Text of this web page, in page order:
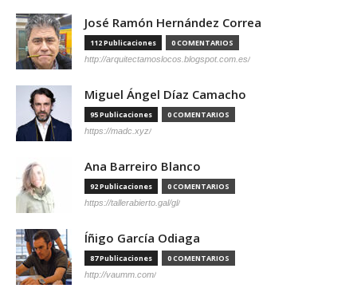
José Ramón Hernández Correa
112 Publicaciones 0 COMENTARIOS
http://arquitectamoslocos.blogspot.com.es/
Miguel Ángel Díaz Camacho
95 Publicaciones 0 COMENTARIOS
https://madc.xyz/
Ana Barreiro Blanco
92 Publicaciones 0 COMENTARIOS
https://tallerabierto.gal/gl/
Íñigo García Odiaga
87 Publicaciones 0 COMENTARIOS
http://vaumm.com/